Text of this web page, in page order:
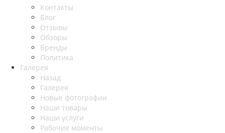
Контакты
Блог
Отзывы
Обзоры
Бренды
Политика
Галерея
Назад
Галерея
Новые фотографии
Наши товары
Наши услуги
Рабочие моменты